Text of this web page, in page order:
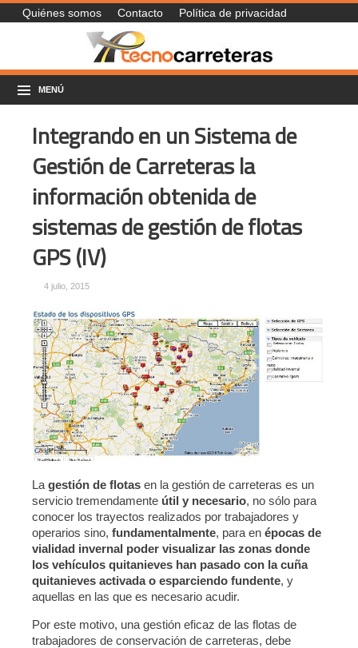
Quiénes somos Contacto Política de privacidad
MENÚ
Integrando en un Sistema de
Gestión de Carreteras la
información obtenida de
sistemas de gestión de flotas
GPS (IV)
4 julio, 2015
La gestión de flotas en la gestión de carreteras es un
servicio tremendamente útil y necesario, no sólo para
conocer los trayectos realizados por trabajadores y
operarios sino, fundamentalmente, para en épocas de
vialidad invernal poder visualizar las zonas donde
los vehículos quitanieves han pasado con la cuña
quitanieves activada o esparciendo fundente, y
aquellas en las que es necesario acudir.
Por este motivo, una gestión eficaz de las flotas de
trabajadores de conservación de carreteras, debe